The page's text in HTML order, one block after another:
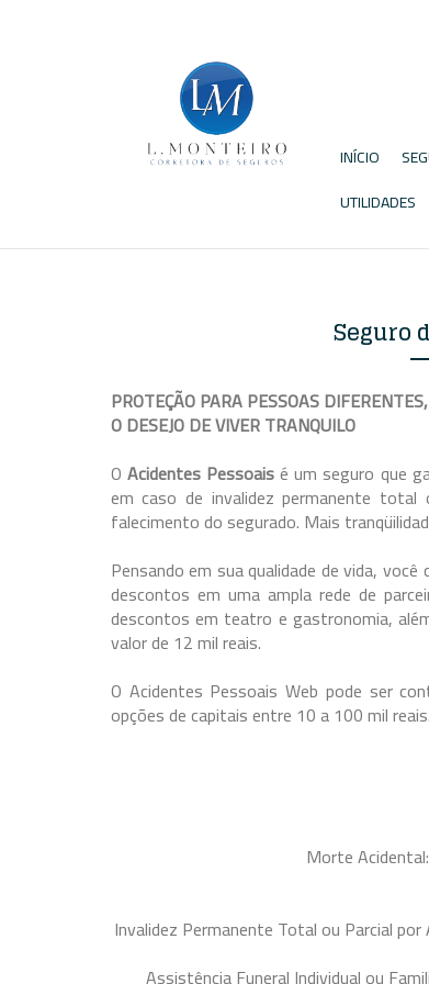
INÍCIO
UTILIDADES
​Seguro
PROTEÇÃO PARA PESSOAS
​O DESEJO DE VIVER TRANQUILO
O Acidentes Pessoaisé um seguro que
em caso de invalidez permanente total
falecimento do segurado. Mais
Pensando em sua qualidade de vida,
descontos em uma ampla rede de
descontos em teatro e gastronomia,
valor de 12 mil reais.
O Acidentes Pessoais Web pode ser
opções de capitais entre 10 a 100 mil reais.
Morte
Invalidez Permanente Total ou Parcial
Assistência Funeral Individual ou